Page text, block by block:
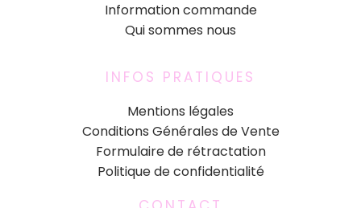
Information commande
Qui sommes nous
INFOS PRATIQUES
Mentions légales
Conditions Générales de Vente
Formulaire de rétractation
Politique de confidentialité